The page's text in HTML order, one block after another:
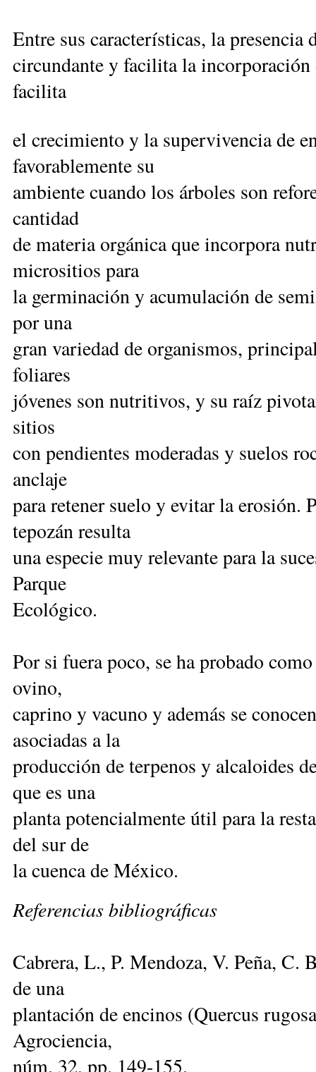
Entre sus características, la
circundante y facilita la incorporación
facilita
el crecimiento y la supervivencia de
favorablemente su
ambiente cuando los árboles son
cantidad
de materia orgánica que incorpora
micrositios para
la germinación y acumulación de
por una
gran variedad de organismos,
foliares
jóvenes son nutritivos, y su raíz
sitios
con pendientes moderadas y suelos
anclaje
para retener suelo y evitar la erosión.
tepozán resulta
una especie muy relevante para la
Parque
Ecológico.
Por si fuera poco, se ha probado
ovino,
caprino y vacuno y además se
asociadas a la
producción de terpenos y alcaloides
que es una
planta potencialmente útil para la
del sur de
la cuenca de México.
Referencias bibliográficas
Cabrera, L., P. Mendoza, V. Peña,
de una
plantación de encinos (Quercus
Agrociencia,
núm. 32, pp. 149-155.